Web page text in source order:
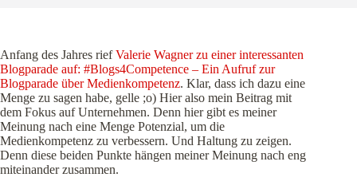
Anfang des Jahres riefValerie Wagner zu einer interessanten
Blogparade auf: #Blogs4Competence – Ein Aufruf zur
Blogparade über Medienkompetenz. Klar, dass ich dazu eine
Menge zu sagen habe, gelle ;o) Hier also mein Beitrag mit
dem Fokus auf Unternehmen. Denn hier gibt es meiner
Meinung nach eine Menge Potenzial, um die
Medienkompetenz zu verbessern. Und Haltung zu zeigen.
Denn diese beiden Punkte hängen meiner Meinung nach eng
miteinander zusammen.